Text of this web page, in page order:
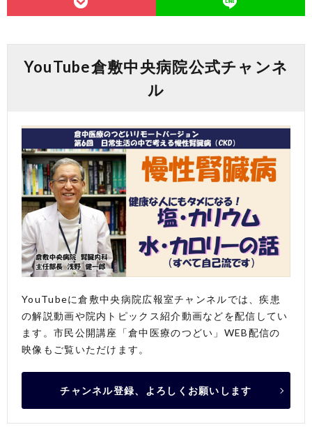
YouTube倉敷中央病院公式チャンネ
ル
YouTubeに倉敷中央病院広報室チャンネルでは、疾患
の解説動画や院内トピックス紹介動画などを配信してい
ます。市民公開講座「倉中医療のつどい」WEB配信の
映像もご覧いただけます。
チャンネル登録、よろしくお願いします